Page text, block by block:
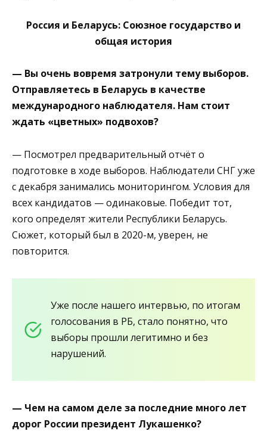
Россия и Беларусь: Союзное государство и
общая история
— Вы очень вовремя затронули тему выборов.
Отправляетесь в Беларусь в качестве
международного наблюдателя. Нам стоит
ждать «цветных» подвохов?
— Посмотрел предварительный отчёт о
подготовке в ходе выборов. Наблюдатели СНГ уже
с декабря занимались мониторингом. Условия для
всех кандидатов — одинаковые. Победит тот,
кого определят жители Республики Беларусь.
Сюжет, который был в 2020-м, уверен, не
повторится.
Уже после нашего интервью, по итогам
голосования в РБ, стало понятно, что
выборы прошли легитимно и без
нарушений.
— Чем на самом деле за последние много лет
дорог России президент Лукашенко?